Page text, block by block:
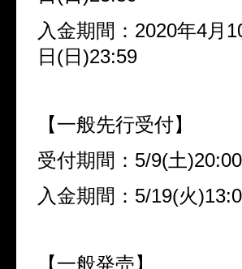
入金期間： 2020年4月
日 (日 )23:59
【一般先行受付】
受付期間： 5/9(土)20:00
入金期間： 5/19(火
【一般発売】